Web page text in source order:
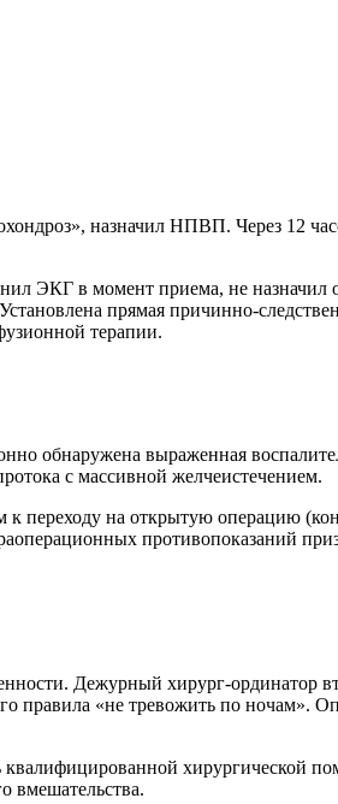
назначил НПВП. Через 12
ЭКГ в момент приема, не назначил
прямая причинно-
терапии.
обнаружена выраженная
с массивной желчеистечением.
к переходу на открытую операцию
противопоказаний
Дежурный хирург-ординатор
правила «не тревожить по ночам».
хирургической
вмешательства.